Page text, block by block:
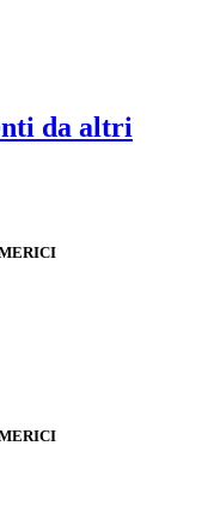
da altri